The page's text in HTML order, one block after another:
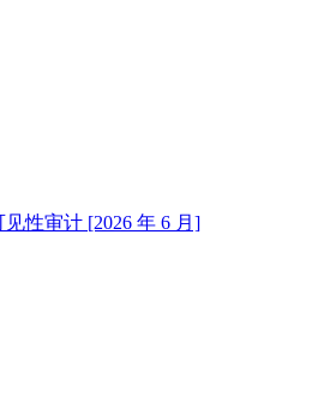
性审计 [2026 年 6 月]